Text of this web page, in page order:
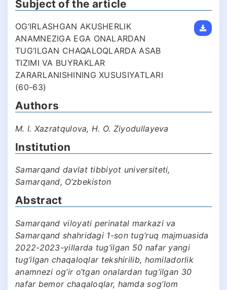
Subject of the article
OG‘IRLASHGAN AKUSHERLIK
ANAMNEZIGA EGA ONALARDAN
TUG‘ILGAN CHAQALOQLARDA ASAB
TIZIMI VA BUYRAKLAR
ZARARLANISHINING XUSUSIYATLARI
(60-63)
Authors
M. I. Xazratqulova, H. O. Ziyodullayeva
Institution
Samarqand davlat tibbiyot universiteti,
Samarqand, O‘zbekiston
Abstract
Samarqand viloyati perinatal markazi va
Samarqand shahridagi 1-son tug‘ruq majmuasida
2022-2023-yillarda tug‘ilgan 50 nafar yangi
tug‘ilgan chaqaloqlar tekshirilib, homiladorlik
anamnezi og‘ir o‘tgan onalardan tug‘ilgan 30
nafar bemor chaqaloqlar, hamda sog‘lom